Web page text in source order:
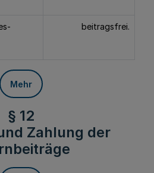
beitragsfrei.
Mehr
§ 12
Zahlung der